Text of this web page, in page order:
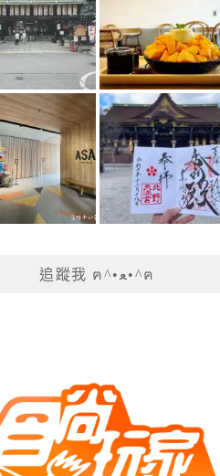
追蹤我 ฅ^•ﻌ•^ฅ